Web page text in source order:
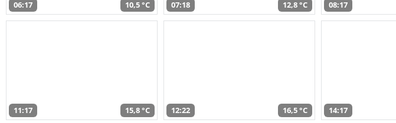
06:17 10,5 °C 07:18 12,8 °C 08:17
11:17 15,8 °C 12:22 16,5 °C 14:17